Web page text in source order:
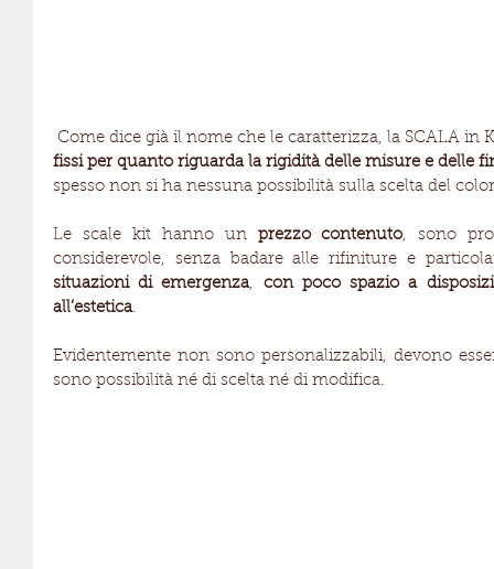
Come dice già il nome che le caratterizza, la SCALA in
fissi per quanto riguarda la rigidità delle misure e delle
spesso non si ha nessuna possibilità sulla scelta del
Le scale kit hanno un prezzo contenuto, sono
considerevole, senza badare alle rifiniture e
situazioni di emergenza, con poco spazio a
all’estetica.
Evidentemente non sono personalizzabili, devono
sono possibilità né di scelta né di modifica.